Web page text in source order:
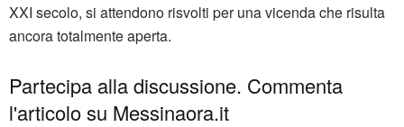
XXI secolo, si attendono risvolti per una vicenda che risulta
ancora totalmente aperta.
Partecipa alla discussione. Commenta
l'articolo su Messinaora.it